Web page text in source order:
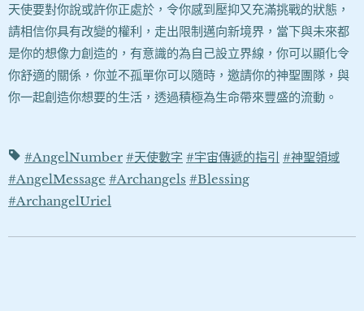
天使要對你說或許你正處於，令你感到壓抑又充滿挑戰的狀態，
請相信你具有改變的權利，走出限制邁向新境界，當下與未來都
是你的想像力創造的，有意識的為自己設立界線，你可以顯化令
你舒適的關係，你並不孤單你可以隨時，邀請你的神聖團隊，與
你一起創造你想要的生活，透過積極為生命帶來豐盛的流動。
#AngelNumber #天使數字 #宇宙傳遞的指引 #神聖領域
#AngelMessage #Archangels #Blessing
#ArchangelUriel